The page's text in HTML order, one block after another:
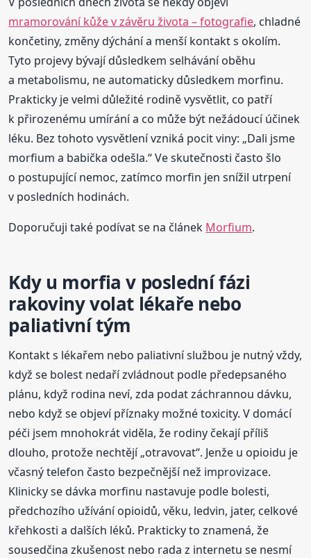
mramorování kůže v závěru života – fotografie, chladné
končetiny, změny dýchání a menší kontakt s okolím.
Tyto projevy bývají důsledkem selhávání oběhu
a metabolismu, ne automaticky důsledkem morfinu.
Prakticky je velmi důležité rodině vysvětlit, co patří
k přirozenému umírání a co může být nežádoucí účinek
léku. Bez tohoto vysvětlení vzniká pocit viny: „Dali jsme
morfium a babička odešla.“ Ve skutečnosti často šlo
o postupující nemoc, zatímco morfin jen snížil utrpení
v posledních hodinách.
Doporučuji také podívat se na článek Morfium.
Kdy u morfia v poslední fázi
rakoviny volat lékaře nebo
paliativní tým
Kontakt s lékařem nebo paliativní službou je nutný vždy,
když se bolest nedaří zvládnout podle předepsaného
plánu, když rodina neví, zda podat záchrannou dávku,
nebo když se objeví příznaky možné toxicity. V domácí
péči jsem mnohokrát viděla, že rodiny čekají příliš
dlouho, protože nechtějí „otravovat“. Jenže u opioidu je
včasný telefon často bezpečnější než improvizace.
Klinicky se dávka morfinu nastavuje podle bolesti,
předchozího užívání opioidů, věku, ledvin, jater, celkové
křehkosti a dalších léků. Prakticky to znamená, že
sousedčina zkušenost nebo rada z internetu se nesmí